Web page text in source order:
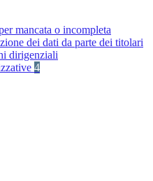
mancata o incompleta
dei dati da parte dei titolari
dirigenziali
4